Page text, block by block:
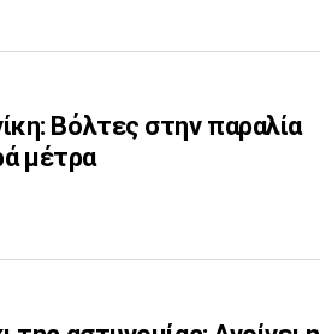
Βόλτες στην παραλία
μέτρα